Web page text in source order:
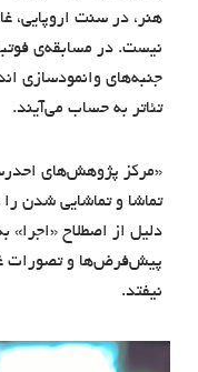
هنر، در سنت اروپایی،
نیست. در مسابقه‌ی
جنبه‌های وانمودسازی
تئاتر به حساب می‌آیند.
«مرکز پژوهش‌های
تماشا و تماشایی شدن
دلیل از اصطلاح «اجرا»
پیش‌فرض‌ها و تصورات
نیفتد.